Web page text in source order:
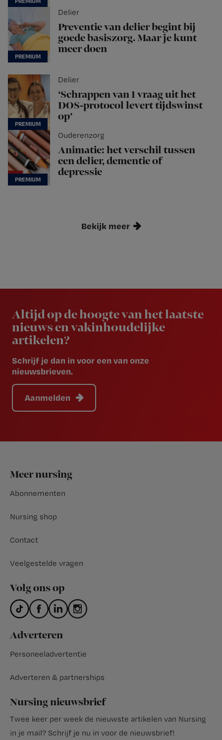
Delier
Preventie van delier begint bij
goede basiszorg. Maar je kunt
meer doen
Delier
‘Schrappen van 1 vraag uit het
DOS-protocol levert tijdswinst
op’
Ouderenzorg
Animatie: het verschil tussen
een delier, dementie of
depressie
Bekijk meer
Altijd op de hoogte van het laatste
nieuws en vakinhoudelijke
artikelen?
Schrijf je dan in voor een van onze
nieuwsbrieven.
Aanmelden
Footer
Meer nursing
Abonnementen
Nursing shop
Contact
Veelgestelde vragen
Volg ons op
Adverteren
Personeeladvertentie
Adverteren & partnerships
Nursing nieuwsbrief
Twee keer per week de nieuwste artikelen van Nursing
in je mail? Schrijf je nu in voor de nieuwsbrief!